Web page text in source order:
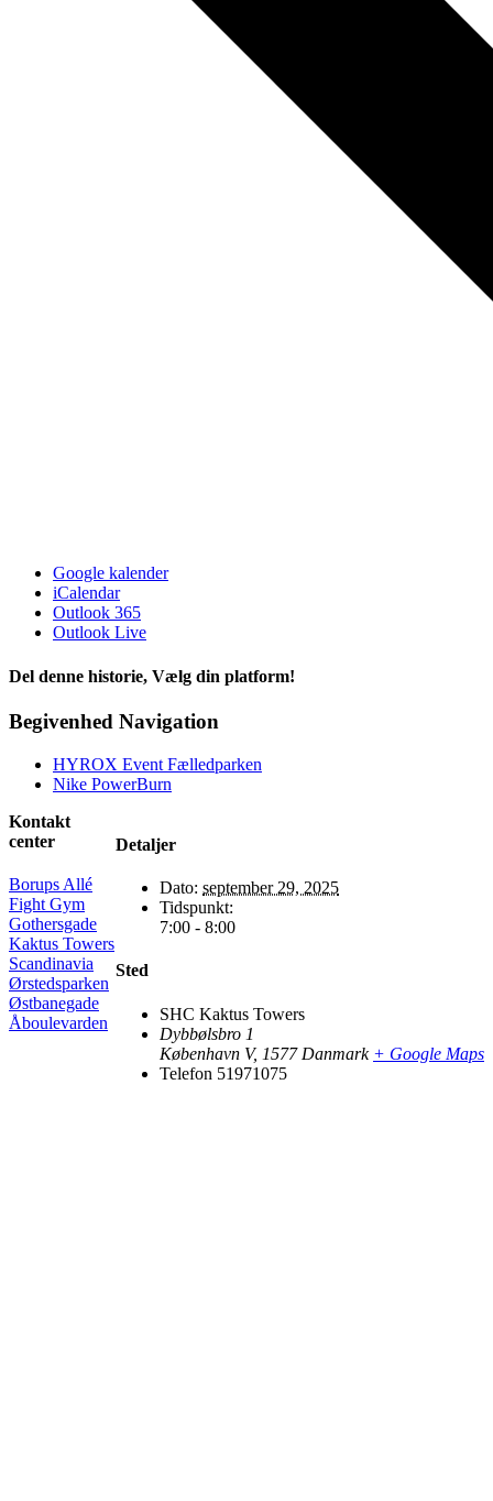
Google kalender
iCalendar
Outlook 365
Outlook Live
Del denne historie, Vælg din platform!
Facebook
X
Reddit
LinkedIn
WhatsApp
Telegram
Tumblr
Pinterest
Vk
Xing
E-
mail
Begivenhed Navigation
HYROX Event Fælledparken
Nike PowerBurn
Detaljer
Dato: september 29, 2025
Tidspunkt:
7:00 - 8:00
Sted
SHC Kaktus Towers
Dybbølsbro 1
København V, 1577 Danmark + Google Maps
Telefon 51971075
Kontakt
center
Borups Allé
Fight Gym
Gothersgade
Kaktus Towers
Scandinavia
Ørstedsparken
Østbanegade
Åboulevarden